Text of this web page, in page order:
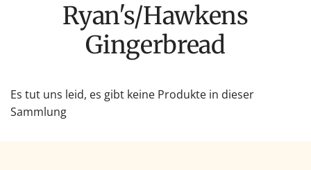
Ryan's/Hawkens
Gingerbread
Es tut uns leid, es gibt keine Produkte in dieser
Sammlung